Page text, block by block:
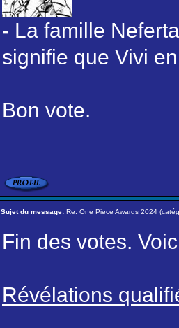
- La famille
signifie que Vivi
Bon vote.
Sujet du message: Re: One Piece Awards 2024
Fin des votes.
Révélations